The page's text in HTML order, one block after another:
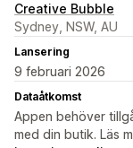
Creative Bubble
Sydney, NSW, AU
Lansering
9 februari 2026
Dataåtkomst
Appen behöver
med din butik. Läs